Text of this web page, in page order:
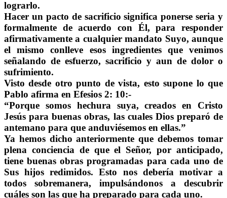
lograrlo.
Hacer un pacto de sacrificio significa ponerse seria y
formalmente de acuerdo con Él, para responder
afirmativamente a cualquier mandato Suyo, aunque
el mismo conlleve esos ingredientes que venimos
señalando de esfuerzo, sacrificio y aun de dolor o
sufrimiento.
Visto desde otro punto de vista, esto supone lo que
Pablo afirma en Efesios 2: 10:-
“Porque somos hechura suya, creados en Cristo
Jesús para buenas obras, las cuales Dios preparó de
antemano para que anduviésemos en ellas.”
Ya hemos dicho anteriormente que debemos tomar
plena conciencia de que el Señor, por anticipado,
tiene buenas obras programadas para cada uno de
Sus hijos redimidos. Esto nos debería motivar a
todos sobremanera, impulsándonos a descubrir
cuáles son las que ha preparado para cada uno.